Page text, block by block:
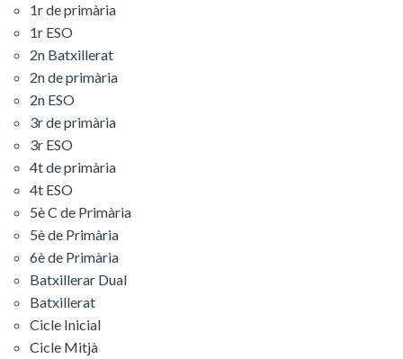
1r de primària
1r ESO
2n Batxillerat
2n de primària
2n ESO
3r de primària
3r ESO
4t de primària
4t ESO
5è C de Primària
5è de Primària
6è de Primària
Batxillerar Dual
Batxillerat
Cicle Inicial
Cicle Mitjà